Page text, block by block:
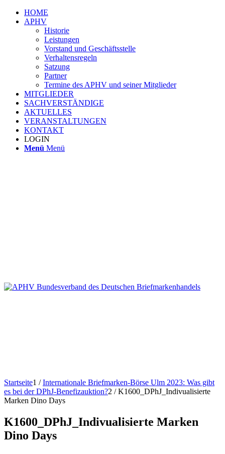
HOME
APHV
Historie
Leistungen
Vorstand und Geschäftsstelle
Verhaltensregeln
Satzung
Partner
Termine des APHV und seiner Mitglieder
MITGLIEDER
SACHVERSTÄNDIGE
AKTUELLES
VERANSTALTUNGEN
KONTAKT
LOGIN
Menü Menü
Startseite1 / Internationale Briefmarken-Börse Ulm 2023: Was gibt
es bei der DPhJ-Benefizauktion?2 / K1600_DPhJ_Indivualisierte
Marken Dino Days
K1600_DPhJ_Indivualisierte Marken
Dino Days